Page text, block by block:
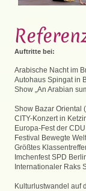
Auftritte bei:
Arabische Nacht im
Autohaus Spingat in
Show „An Arabian
Show Bazar Oriental
CITY-Konzert in
Europa-Fest der
Festival Bewegte
Größtes
Imchenfest SPD
Internationaler Raks
Kulturlustwandel auf